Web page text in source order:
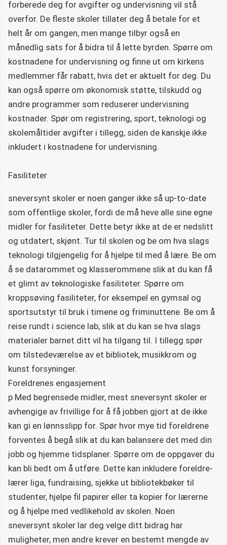
forberede deg for avgifter og undervisning vil stå
overfor. De fleste skoler tillater deg å betale for et
helt år om gangen, men mange tilbyr også en
månedlig sats for å bidra til å lette byrden. Spørre om
kostnadene for undervisning og finne ut om kirkens
medlemmer får rabatt, hvis det er aktuelt for deg. Du
kan også spørre om økonomisk støtte, tilskudd og
andre programmer som reduserer undervisning
kostnader. Spør om registrering, sport, teknologi og
skolemåltider avgifter i tillegg, siden de kanskje ikke
inkludert i kostnadene for undervisning.
Fasiliteter
sneversynt skoler er noen ganger ikke så up-to-date
som offentlige skoler, fordi de må heve alle sine egne
midler for fasiliteter. Dette betyr ikke at de er nedslitt
og utdatert, skjønt. Tur til skolen og be om hva slags
teknologi tilgjengelig for å hjelpe til med å lære. Be om
å se datarommet og klasserommene slik at du kan få
et glimt av teknologiske fasiliteter. Spørre om
kroppsøving fasiliteter, for eksempel en gymsal og
sportsutstyr til bruk i timene og friminuttene. Be om å
reise rundt i science lab, slik at du kan se hva slags
materialer barnet ditt vil ha tilgang til. I tillegg spør
om tilstedeværelse av et bibliotek, musikkrom og
kunst forsyninger.
Foreldrenes engasjement
p Med begrensede midler, mest sneversynt skoler er
avhengige av frivillige for å få jobben gjort at de ikke
kan gi en lønnsslipp for. Spør hvor mye tid foreldrene
forventes å begå slik at du kan balansere det med din
jobb og hjemme tidsplaner. Spørre om de oppgaver du
kan bli bedt om å utføre. Dette kan inkludere foreldre-
lærer liga, fundraising, sjekke ut bibliotekbøker til
studenter, hjelpe fil papirer eller ta kopier for lærerne
og å hjelpe med vedlikehold av skolen. Noen
sneversynt skoler lar deg velge ditt bidrag har
muligheter, men andre krever en bestemt mengde av